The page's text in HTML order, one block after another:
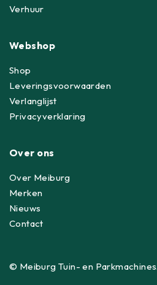
Verhuur
Webshop
Shop
Leveringsvoorwaarden
Verlanglijst
Privacyverklaring
Over ons
Over Meiburg
Merken
Nieuws
Contact
© Meiburg Tuin- en